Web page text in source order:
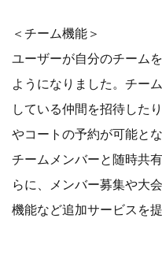
＜チーム機能＞
ユーザーが自分のチーム
ようになりました。チー
している仲間を招待した
やコートの予約が可能と
チームメンバーと随時共
らに、メンバー募集や大
機能など追加サービスを提